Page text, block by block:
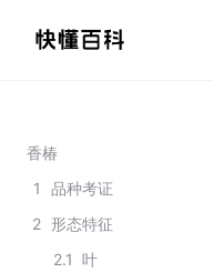
香椿
1
品种考证
2 形态特征
2.1 叶